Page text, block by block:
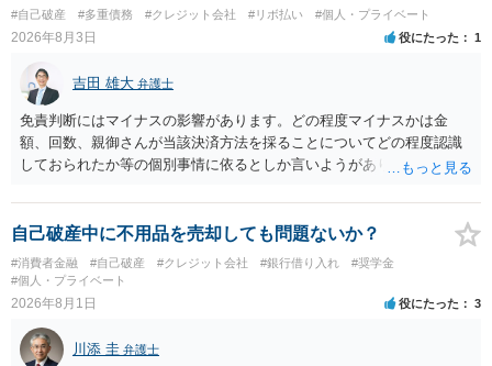
#自己破産 #多重債務 #クレジット会社 #リボ払い #個人・プライベート
2026年8月3日 役にたった 1
吉田 雄大 弁護士
免責判断にはマイナスの影響があります。どの程度マイナスかは金
額、回数、親御さんが当該決済方法を採ることについてどの程度認識
しておられたか等の個別事情に依るとしか言いようがありません。 と
なって相談し、善後策を考えることをお勧めします。
自己破産中に不用品を売却しても問題ないか？
#消費者金融 #自己破産 #クレジット会社 #銀行借り入れ
#奨学金
#個人・プライベート
2026年8月1日 役にたった 3
川添 圭 弁護士